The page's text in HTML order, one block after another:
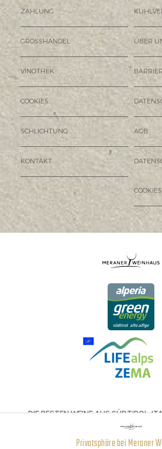
ZAHLUNG
GROSSHANDEL ÜBER
VINOTHEK
COOKIES
SCHLICHTUNG AGB
KONTAKT
COOKIES
DIE BESTEN WEINE AUS SÜDTIROL,
Privatsphäre bei Meraner